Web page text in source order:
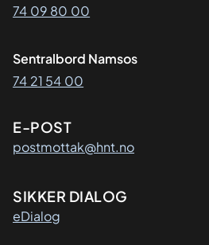
74 09 80 00
Sentralbord Namsos
74 21 54 00
E-POST
postmottak@hnt.no
SIKKER DIALOG
eDialog